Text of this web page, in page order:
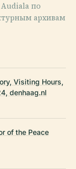
по
архивам
Visiting Hours,
denhaag.nl
of the Peace